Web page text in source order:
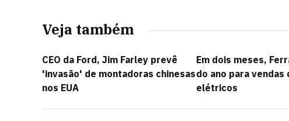
Veja também
CEO da Ford, Jim Farley prevê
'invasão' de montadoras chinesas
nos EUA
Em dois meses,
do ano para vendas
elétricos